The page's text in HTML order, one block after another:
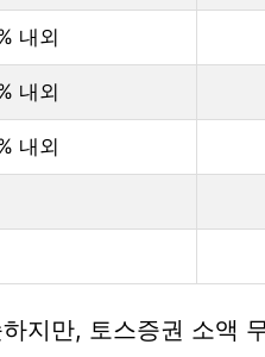
내외
내외
내외
지만, 토스증권 소액